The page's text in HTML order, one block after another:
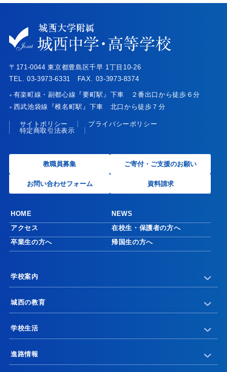
〒171-0044 東京都豊島区千早 1丁目10-26
TEL. 03-3973-6331 FAX. 03-3973-8374
● 有楽町線・副都心線『要町駅』下車 ２番出口から徒歩６分
● 西武池袋線『椎名町駅』下車 北口から徒歩７分
サイトポリシー
プライバシーポリシー
特定商取引法表示
教職員募集 ご寄付・ご支援のお願い
お問い合わせフォーム 資料請求
HOME
NEWS
アクセス
在校生・保護者の方へ
卒業生の方へ
帰国生の方へ
学校案内
城西の教育
学校生活
進路情報